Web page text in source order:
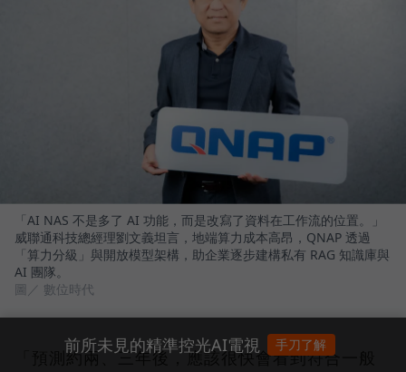
「AI NAS 不是多了 AI 功能，而是改寫了資料在工作流的位置。」
威聯通科技總經理劉文義坦言，地端算力成本高昂，QNAP 透過
「算力分級」與開放模型架構，助企業逐步建構私有 RAG 知識庫與
AI 團隊。
圖／ 數位時代
「預測約兩、三年後，應該很快會看到符合一般
前所未見的精準控光AI電視 手刀了解